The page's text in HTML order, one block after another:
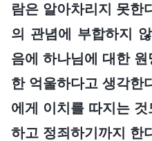
람은 알아차리지 못한
의 관념에 부합하지
음에 하나님에 대한
한 억울하다고 생각한
에게 이치를 따지는
하고 정죄하기까지 한